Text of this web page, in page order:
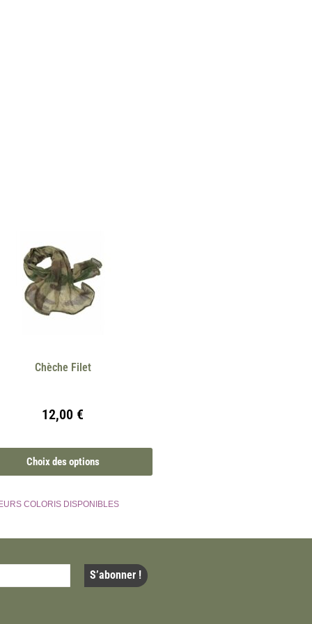
Chèche Filet
12,00 €
Choix des options
COLORIS DISPONIBLES